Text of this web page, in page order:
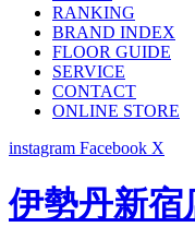
RANKING
BRAND INDEX
FLOOR GUIDE
SERVICE
CONTACT
ONLINE STORE
instagram Facebook X
伊勢丹新宿